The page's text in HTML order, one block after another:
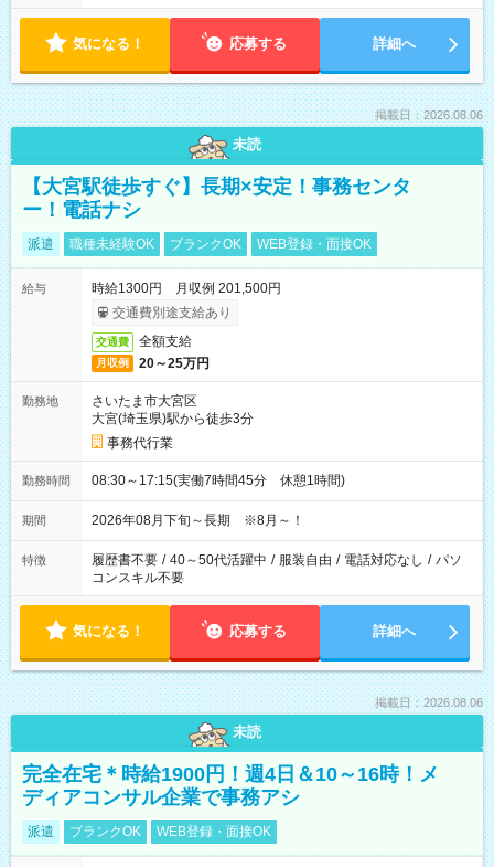
気になる！ 応募する 詳細へ
掲載日：2026.08.06
未読
【大宮駅徒歩すぐ】長期×安定！事務センタ
ー！電話ナシ
派遣 職種未経験OK ブランクOK WEB登録・面接OK
給与
時給1300円 月収例 201,500円
交通費別途支給あり
交通費 全額支給
月収例 20～25万円
勤務地
さいたま市大宮区
大宮(埼玉県)駅から徒歩3分
事務代行業
勤務時間 08:30～17:15(実働7時間45分 休憩1時間)
期間 2026年08月下旬～長期 ※8月～！
特徴 履歴書不要 / 40～50代活躍中 / 服装自由 / 電話対応なし / パソ
コンスキル不要
気になる！ 応募する 詳細へ
掲載日：2026.08.06
未読
完全在宅＊時給1900円！週4日＆10～16時！メ
ディアコンサル企業で事務アシ
派遣 ブランクOK WEB登録・面接OK